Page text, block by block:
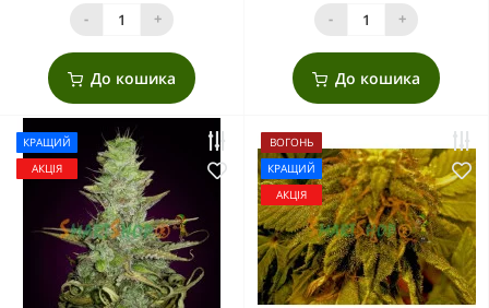
- +
До кошика
- +
До кошика
КРАЩИЙ
АКЦІЯ
ВОГОНЬ
КРАЩИЙ
АКЦІЯ